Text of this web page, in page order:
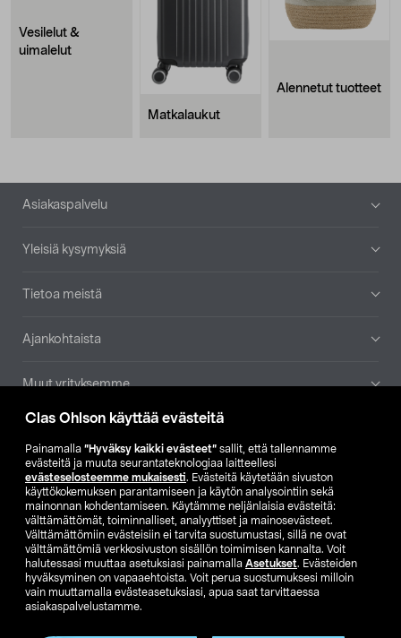
Clas Ohlson käyttää evästeitä
Painamalla ”Hyväksy kaikki evästeet” sallit, että tallennamme
evästeitä ja muuta seurantateknologiaa laitteellesi
evästeselosteemme mukaisesti. Evästeitä käytetään sivuston
käyttökokemuksen parantamiseen ja käytön analysointiin sekä
mainonnan kohdentamiseen. Käytämme neljänlaisia evästeitä:
välttämättömät, toiminnalliset, analyyttiset ja mainosevästeet.
Välttämättömiin evästeisiin ei tarvita suostumustasi, sillä ne ovat
välttämättömiä verkkosivuston sisällön toimimisen kannalta. Voit
halutessasi muuttaa asetuksiasi painamalla Asetukset. Evästeiden
hyväksyminen on vapaaehtoista. Voit perua suostumuksesi milloin
vain muuttamalla evästeasetuksiasi, apua saat tarvittaessa
asiakaspalvelustamme.
Vesilelut &
uimalelut
Matkalaukut
Alennetut tuotteet
Alatunniste
Asiakaspalvelu
Yleisiä kysymyksiä
Tietoa meistä
Ajankohtaista
Muut yrityksemme
Etsi myymälä
SE NO FI
FI SV